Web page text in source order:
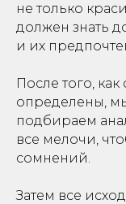
не только
должен знать
и их
После того,
определены,
подбираем
все мелочи,
сомнений.
Затем все